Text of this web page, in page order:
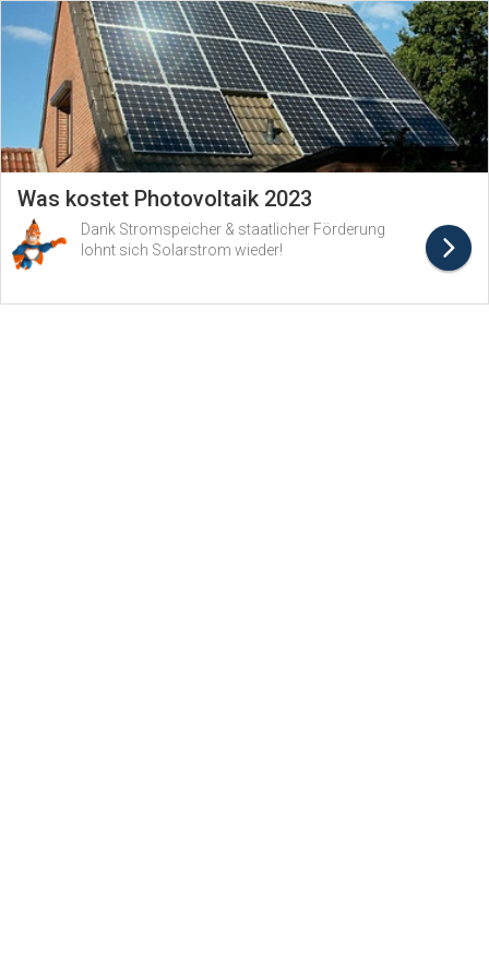
Was kostet Photovoltaik 2023
Dank Stromspeicher & staatlicher Förderung
lohnt sich Solarstrom wieder!